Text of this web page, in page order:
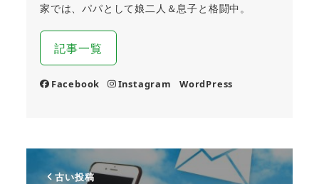
家では、パパとして娘二人＆息子と格闘中。
記事一覧
Facebook Instagram WordPress
古い投稿